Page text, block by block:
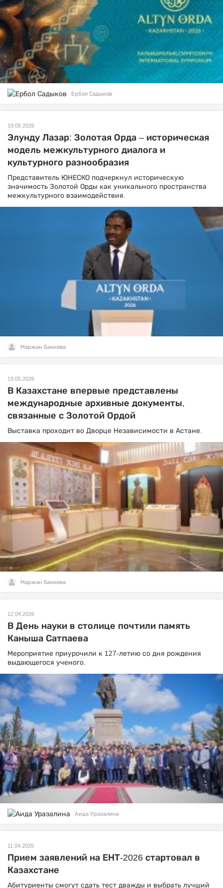
Ербол Садыков
19.05.2026
Элунду Лазар: Золотая Орда – историческая
модель межкультурного диалога и
культурного разнообразия
Представитель ЮНЕСКО подчеркнул историческую
значимость Золотой Орды как уникального пространства
межкультурного взаимодействия.
Маржан Бакиева
19.05.2026
В Казахстане впервые представлены
международные архивные документы,
связанные с Золотой Ордой
Выставка проходит во Дворце Независимости в Астане.
Маржан Бакиева
12.04.2026
В День науки в столице почтили память
Каныша Сатпаева
Мероприятие приурочили к 127-летию со дня рождения
выдающегося ученого.
Аида Уразалина
11.04.2026
Прием заявлений на ЕНТ-2026 стартовал в
Казахстане
Абитуриенты смогут сдать тест дважды и выбрать лучший